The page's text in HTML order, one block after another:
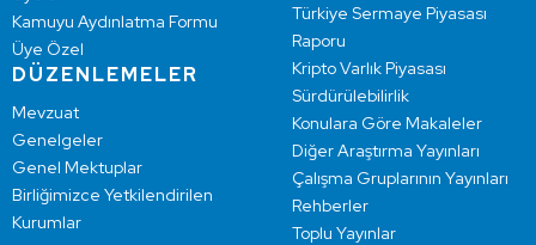
Kamuyu Aydınlatma Formu
Üye Özel
DÜZENLEMELER
Mevzuat
Genelgeler
Genel Mektuplar
Birliğimizce Yetkilendirilen
Kurumlar
Türkiye Sermaye Piyasası
Raporu
Kripto Varlık Piyasası
Sürdürülebilirlik
Konulara Göre Makaleler
Diğer Araştırma Yayınları
Çalışma Gruplarının Yayınları
Rehberler
Toplu Yayınlar